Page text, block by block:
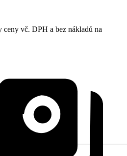
vč. DPH a bez nákladů na